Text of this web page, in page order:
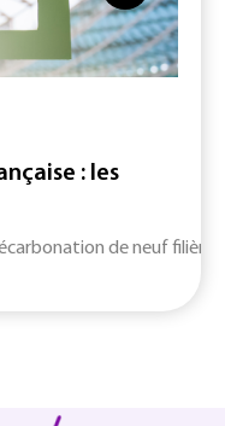
: les
de neuf